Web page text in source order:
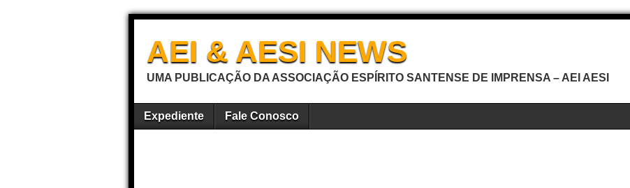
AEI & AESI NEWS
UMA PUBLICAÇÃO DA ASSOCIAÇÃO ESPÍRITO SANTENSE DE IMPRENSA – AEI AESI
Expediente Fale Conosco